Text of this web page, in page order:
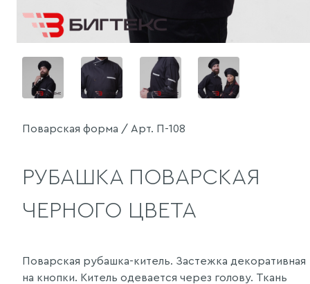
Поварская форма / Арт. П-108
РУБАШКА ПОВАРСКАЯ
ЧЕРНОГО ЦВЕТА
Поварская рубашка-китель. Застежка декоративная
на кнопки. Китель одевается через голову. Ткань